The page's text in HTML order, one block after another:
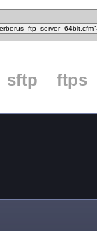
sftp ftps